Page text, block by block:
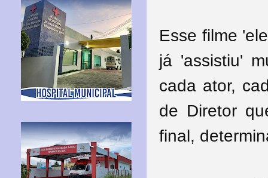
Esse filme
já 'assistiu'
cada ator,
de Diretor
final,